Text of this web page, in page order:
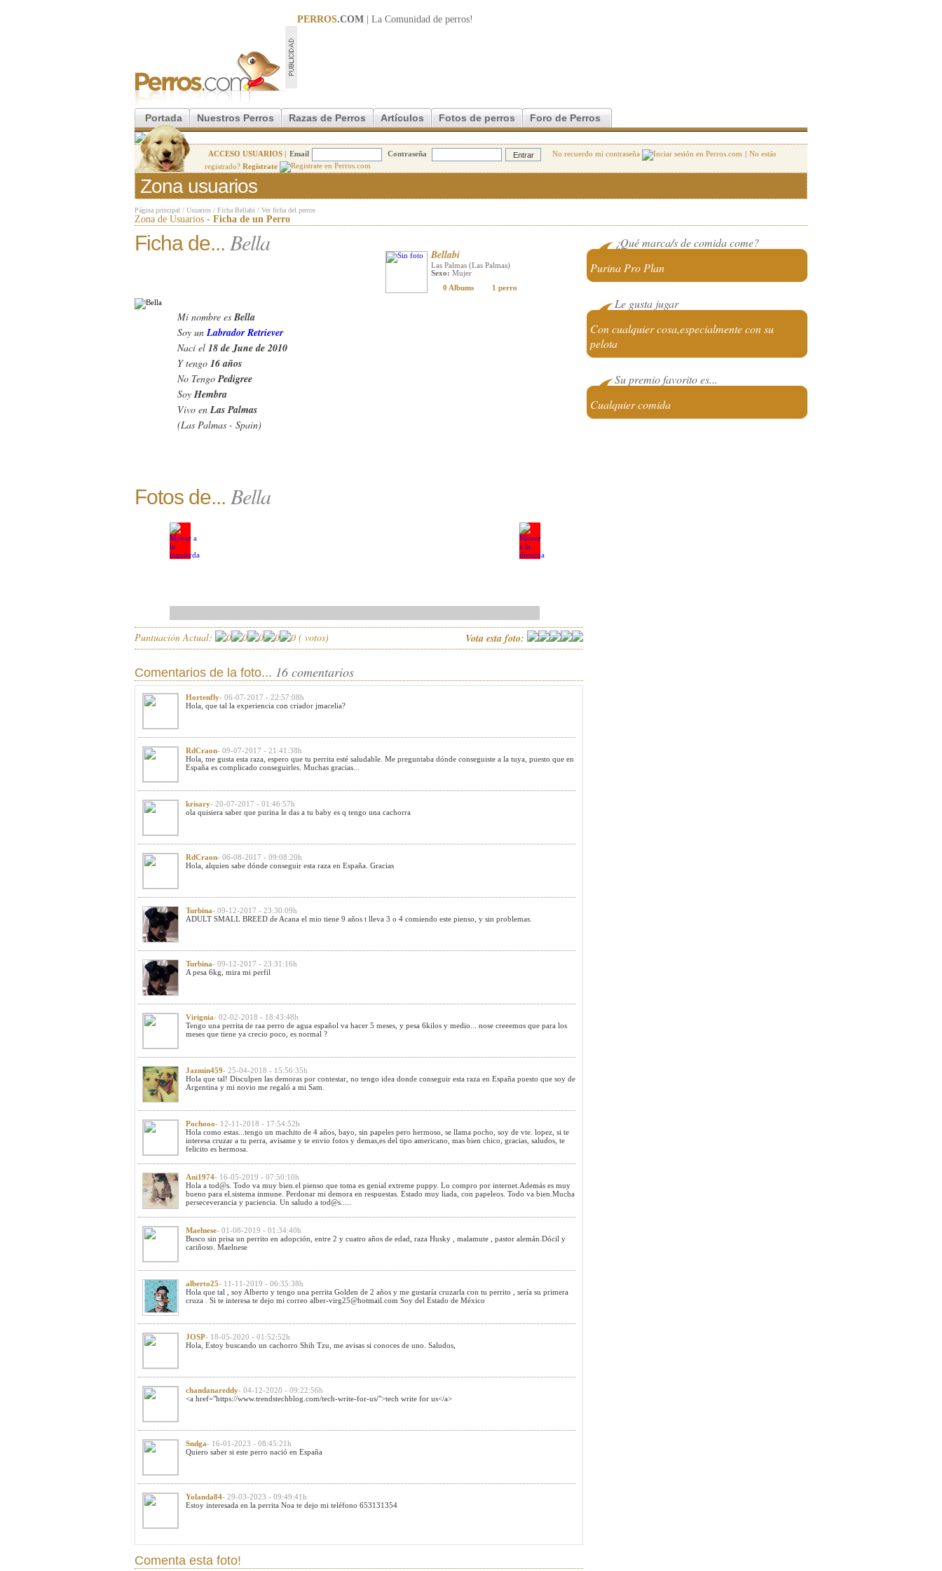
PERROS.COM | La Comunidad de perros!
Portada Nuestros Perros Razas de Perros Artículos Fotos de perros Foro de Perros
ACCESO USUARIOS | Email Contraseña No recuerdo mi contraseña | No estás
registrado? Regístrate
Zona usuarios
Página principal / Usuarios / Ficha Bellabi / Ver ficha del perros
Zona de Usuarios - Ficha de un Perro
Ficha de... Bella Bellabi
Las Palmas (Las Palmas)
Sexo: Mujer
0 Albums
1 perro
Mi nombre esBella
Soy unLabrador Retriever
Nací el 18 de June de 2010
Y tengo 16 años
No TengoPedigree
SoyHembra
Vivo enLas Palmas
(Las Palmas - Spain)
¿Qué marca/s de comida come?
Purina Pro Plan
Le gusta jugar
Con cualquier cosa,especialmente con su
pelota
Su premio favorito es...
Cualquier comida
Fotos de... Bella
Puntuación Actual: ( votos) Vota esta foto:
Comentarios de la foto... 16 comentarios
Hortenfly- 06-07-2017 - 22:57:08h
Hola, que tal la experiencia con criador jmacelia?
RdCraon- 09-07-2017 - 21:41:38h
Hola, me gusta esta raza, espero que tu perrita esté saludable. Me preguntaba dónde conseguiste a la tuya, puesto que en
España es complicado conseguirles. Muchas gracias...
krisary- 20-07-2017 - 01:46:57h
ola quisiera saber que purina le das a tu baby es q tengo una cachorra
RdCraon- 06-08-2017 - 09:08:20h
Hola, alquien sabe dónde conseguir esta raza en España. Gracias
Turbina- 09-12-2017 - 23:30:09h
ADULT SMALL BREED de Acana el mio tiene 9 años t lleva 3 o 4 comiendo este pienso, y sin problemas.
Turbina- 09-12-2017 - 23:31:16h
A pesa 6kg, mira mi perfil
Virignia- 02-02-2018 - 18:43:48h
Tengo una perrita de raa perro de agua español va hacer 5 meses, y pesa 6kilos y medio... nose creeemos que para los
meses que tiene ya crecio poco, es normal ?
Jazmin459- 25-04-2018 - 15:56:35h
Hola que tal! Disculpen las demoras por contestar, no tengo idea donde conseguir esta raza en España puesto que soy de
Argentina y mi novio me regaló a mi Sam.
Pochooo- 12-11-2018 - 17:54:52h
Hola como estas...tengo un machito de 4 años, bayo, sin papeles pero hermoso, se llama pocho, soy de vte. lopez, si te
interesa cruzar a tu perra, avisame y te envio fotos y demas,es del tipo americano, mas bien chico, gracias, saludos, te
felicito es hermosa.
Ani1974- 16-05-2019 - 07:50:10h
Hola a tod@s. Todo va muy bien.el pienso que toma es genial extreme puppy. Lo compro por internet.Además es muy
bueno para el.sistema inmune. Perdonar mi demora en respuestas. Estado muy liada, con papeleos. Todo va bien.Mucha
perseceverancia y paciencia. Un saludo a tod@s.....
Maelnese- 01-08-2019 - 01:34:40h
Busco sin prisa un perrito en adopción, entre 2 y cuatro años de edad, raza Husky , malamute , pastor alemán.Dócil y
cariñoso. Maelnese
alberto25- 11-11-2019 - 06:35:38h
Hola que tal , soy Alberto y tengo una perrita Golden de 2 años y me gustaría cruzarla con tu perrito , sería su primera
cruza . Si te interesa te dejo mi correo alber-virg25@hotmail.com Soy del Estado de México
JOSP- 18-05-2020 - 01:52:52h
Hola, Estoy buscando un cachorro Shih Tzu, me avisas si conoces de uno. Saludos,
chandanareddy- 04-12-2020 - 09:22:56h
<a href="https://www.trendstechblog.com/tech-write-for-us/">tech write for us</a>
Sndga- 16-01-2023 - 08:45:21h
Quiero saber si este perro nació en España
Yolanda84- 29-03-2023 - 09:49:41h
Estoy interesada en la perrita Noa te dejo mi teléfono 653131354
Comenta esta foto!